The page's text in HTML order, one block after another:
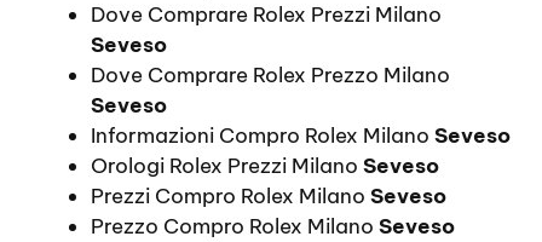
Dove Comprare Rolex Prezzi Milano
Seveso
Dove Comprare Rolex Prezzo Milano
Seveso
Informazioni Compro Rolex Milano Seveso
Orologi Rolex Prezzi Milano Seveso
Prezzi Compro Rolex Milano Seveso
Prezzo Compro Rolex Milano Seveso